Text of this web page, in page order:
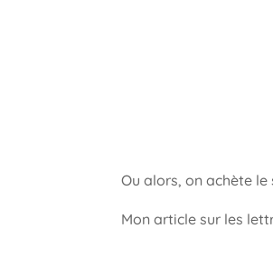
Ou alors, on achète
Mon article sur les